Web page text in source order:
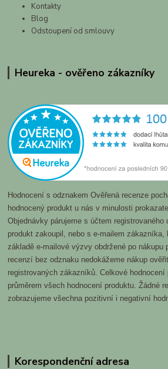
Kontakty
Blog
Odstoupení od smlouvy
Heureka - ověřeno zákazníky
Hodnocení s odznakem Ověřená recenze
hodnocený produkt u nás v minulosti
Objednávky párujeme s účtem registrovaného
produkt zakoupil, nebo s e-mailem zákazníka,
základě e-mailové výzvy obdržené po nákupu
recenzí bez odznaku nedokážeme nákup
registrovaných zákazníků. Celkové
průměrem všech hodnocení produktu. Žádné
zobrazujeme všechna pozitivní i negativní
Korespondenční adresa